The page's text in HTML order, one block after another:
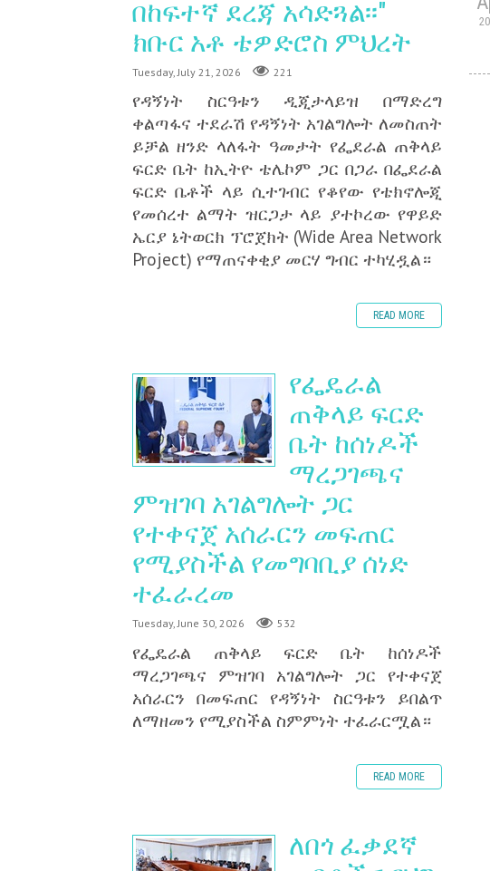
በከፍተኛ ደረጃ አሳድጓል፡፡"
ክቡር አቶ ቴዎድሮስ ምህረት
Tuesday, July 21, 2026 221
የዳኝነት ስርዓቱን ዲጂታላይዝ በማድረግ
ቀልጣፋና ተደራሽ የዳኝነት አገልግሎት ለመስጠት
ይቻል ዘንድ ላለፋት ዓመታት የፌደራል ጠቅላይ
ፍርድ ቤት ከኢትዮ ቴሌኮም ጋር በጋራ በፌደራል
ፍርድ ቤቶች ላይ ሲተገብር የቆየው የቴክኖሎጂ
የመሰረተ ልማት ዝርጋታ ላይ ያተኮረው የዋይድ
ኤርያ ኔትወርክ ፕሮጀክት (Wide Area Network
Project) የማጠናቀቂያ መርሃ ግብር ተካሂዷል።
READ MORE
የፌዴራል
ጠቅላይ ፍርድ
ቤት ከሰነዶች
ማረጋገጫና
ምዝገባ አገልግሎት ጋር
የተቀናጀ አሰራርን መፍጠር
የሚያስችል የመግባቢያ ሰነድ
ተፈራረመ
Tuesday, June 30, 2026 532
‎የፌዴራል ጠቅላይ ፍርድ ቤት ከሰነዶች
ማረጋገጫና ምዝገባ አገልግሎት ጋር የተቀናጀ
አሰራርን በመፍጠር የዳኝነት ስርዓቱን ይበልጥ
ለማዘመን የሚያስችል ስምምነት ተፈራርሟል።
READ MORE
ለበጎ ፈቃደኛ